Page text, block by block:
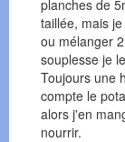
planches de
taillée, mais
ou mélanger
souplesse je
Toujours une
compte le
alors j'en
nourrir.